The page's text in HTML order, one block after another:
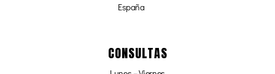
España
CONSULTAS